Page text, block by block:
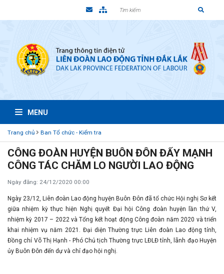
MENU
Trang chủ Ban Tổ chức - Kiểm tra
CÔNG ĐOÀN HUYỆN BUÔN ĐÔN ĐẨY MẠNH
CÔNG TÁC CHĂM LO NGƯỜI LAO ĐỘNG
Ngày đăng: 24/12/2020 00:00
Ngày 23/12, Liên đoàn Lao động huyện Buôn Đôn đã tổ chức Hội nghị Sơ kết
giữa nhiệm kỳ thực hiện Nghị quyết Đại hội Công đoàn huyện lần thứ V,
nhiệm kỳ 2017 – 2022 và Tổng kết hoạt động Công đoàn năm 2020 và triển
khai nhiệm vụ năm 2021. Đại diện Thường trực Liên đoàn Lao động tỉnh,
Đồng chí Võ Thị Hạnh - Phó Chủ tịch Thường trực LĐLĐ tỉnh, lãnh đạo Huyện
ủy Buôn Đôn đến dự và chỉ đạo hội nghị.